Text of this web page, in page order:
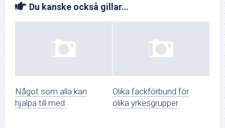
Du kanske också gillar…
Något som alla kan
hjälpa till med
Olika fackförbund för
olika yrkesgrupper